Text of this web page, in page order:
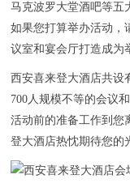
关于我们
联系我们
马克波罗大堂酒吧等五
如果您打算举办活动，
议室和宴会厅打造成为
西安喜来登大酒店共设
700人规模不等的会议
活动前的准备工作到您
登大酒店热忱期待您的